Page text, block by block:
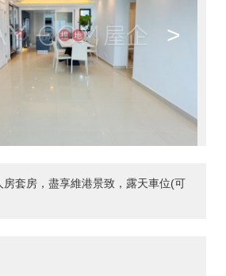
>
套房，盡享維港景致，露天車位(可